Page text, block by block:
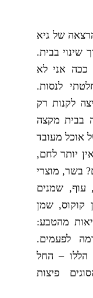
של גיא
שינוי בבית.
ככה אני לא
לנסות.
ממליצה לקנות רק
בבית מקצה
אוכל מעובד
יותר לחם,
בשר, מוצרי
עוף, שמנים
קוקוס, שמן
מהטבע:
לפעמים.
הללו – החל
פיצות